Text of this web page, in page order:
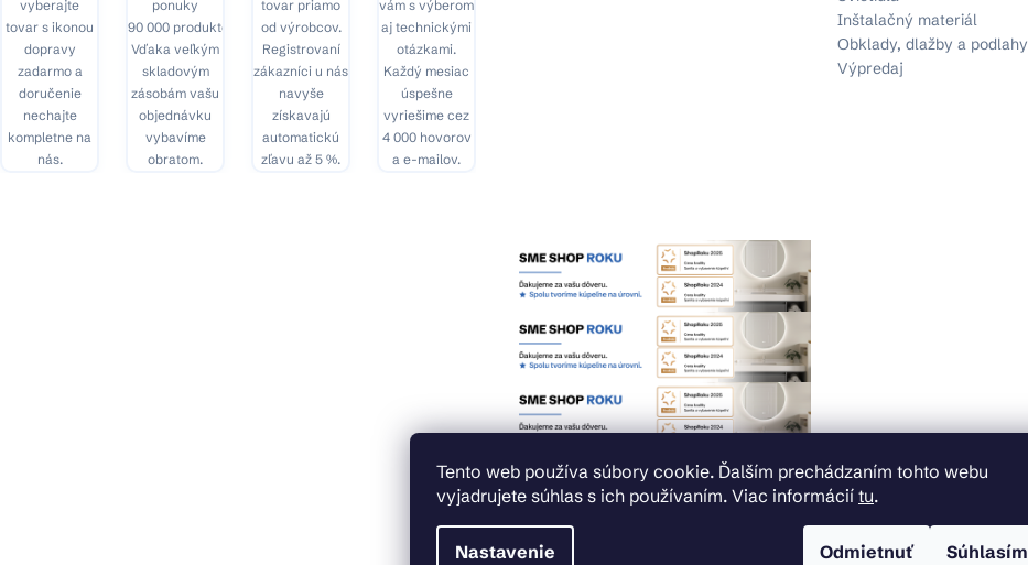
Tento web používa súbory cookie. Ďalším prechádzaním tohto webu
vyjadrujete súhlas s ich používaním. Viac informácií tu.
Nastavenie Odmietnuť Súhlasím
vyberajte
tovar s ikonou
dopravy
zadarmo a
doručenie
nechajte
kompletne na
nás.
ponuky
90 000 produktov.
Vďaka veľkým
skladovým
zásobám vašu
objednávku
vybavíme
obratom.
tovar priamo
od výrobcov.
Registrovaní
zákazníci u nás
navyše
získavajú
automatickú
zľavu až 5 %.
vám s výberom
aj technickými
otázkami.
Každý mesiac
úspešne
vyriešime cez
4 000 hovorov
a e-mailov.
Inštalačný materiál
Obklady, dlažby a podlahy
Výpredaj